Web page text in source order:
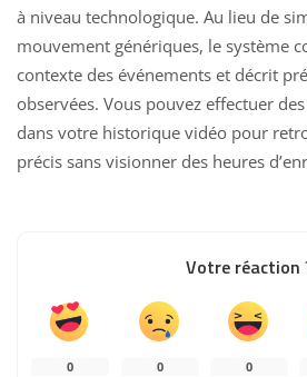
à niveau technologique. Au lieu de
mouvement génériques, le système
contexte des événements et décrit
observées. Vous pouvez effectuer
dans votre historique vidéo pour
précis sans visionner des heures
Votre réaction
0 0 0